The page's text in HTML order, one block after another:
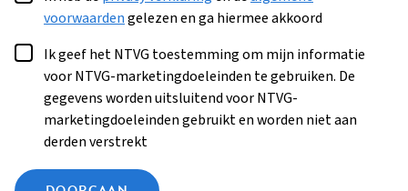
voorwaardengelezen en ga hiermee akkoord
Ik geef het NTVG toestemming om mijn informatie
voor NTVG-marketingdoeleinden te gebruiken. De
gegevens worden uitsluitend voor NTVG-
marketingdoeleinden gebruikt en worden niet aan
derden verstrekt